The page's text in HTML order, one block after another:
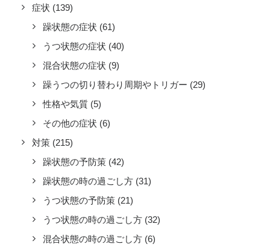
症状 (139)
躁状態の症状 (61)
うつ状態の症状 (40)
混合状態の症状 (9)
躁うつの切り替わり周期やトリガー (29)
性格や気質 (5)
その他の症状 (6)
対策 (215)
躁状態の予防策 (42)
躁状態の時の過ごし方 (31)
うつ状態の予防策 (21)
うつ状態の時の過ごし方 (32)
混合状態の時の過ごし方 (6)